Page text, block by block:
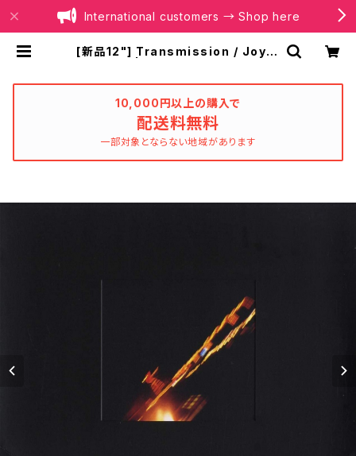
International customers → Shop here
[新品12"] Transmission / Joy D
10,000円以上の購入で
配送料無料
一部対象とならない地域があります